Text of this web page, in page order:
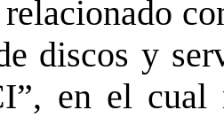
discos y
en el cual